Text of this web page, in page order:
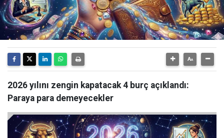
2026 yılını zengin kapatacak 4 burç açıklandı:
Paraya para demeyecekler